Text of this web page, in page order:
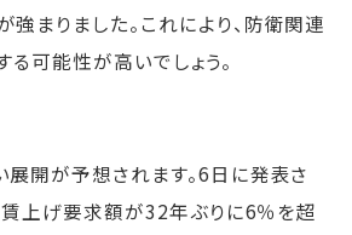
まりました。これにより、防衛関連
可能性が高いでしょう。
開が予想されます。6日に発表さ
上げ要求額が32年ぶりに6％を超